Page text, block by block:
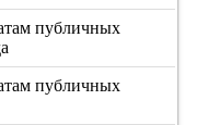
публичных
публичных